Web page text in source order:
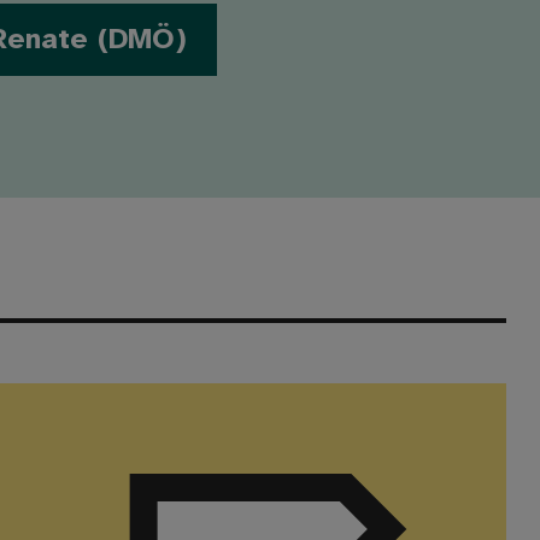
(DMÖ)